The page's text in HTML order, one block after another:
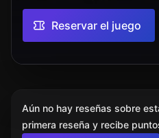
Reservar el juego
Aún no hay reseñas sobre
primera reseña y recibe